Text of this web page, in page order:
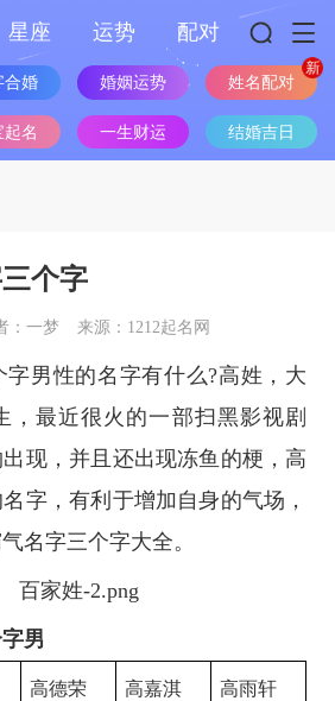
星座 运势 配对
合婚 婚姻运势 姓名配对
起名 一生财运 结婚吉日
个字
：一梦 来源：1212起名网
字男性的名字有什么?高姓，大
，最近很火的一部扫黑影视剧
现，并且还出现冻鱼的梗，高
字，有利于增加自身的气场，
名字三个字大全。
男
高德荣 高嘉淇 高雨轩